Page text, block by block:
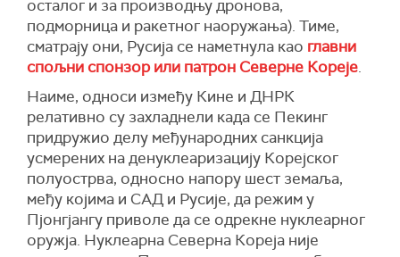
осталог и за производњу дронова,
подморница и ракетног наоружања). Тиме,
сматрају они, Русија се наметнула као главни
спољни спонзор или патрон Северне Кореје.
Наиме, односи између Кине и ДНРК
релативно су захладнели када се Пекинг
придружио делу међународних санкција
усмерених на денуклеаризацију Корејског
полуострва, односно напору шест земаља,
међу којима и САД и Русије, да режим у
Пјонгјангу приволе да се одрекне нуклеарног
оружја. Нуклеарна Северна Кореја није